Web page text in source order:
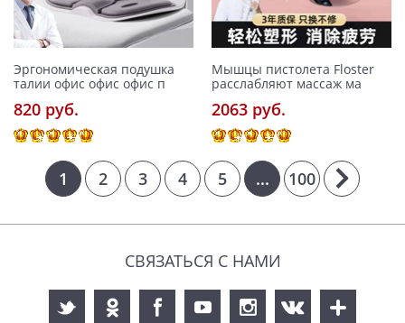
Эргономическая подушка
талии офис офис офис п
820 pуб.
Мышцы пистолета Floster
расслабляют массаж ма
2063 pуб.
1 2 3 4 5 ... 100
СВЯЗАТЬСЯ С НАМИ